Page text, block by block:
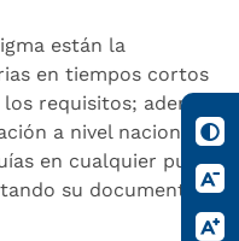
están la
en tiempos cortos
requisitos; además,
a nivel nacional el
en cualquier punto
su documento